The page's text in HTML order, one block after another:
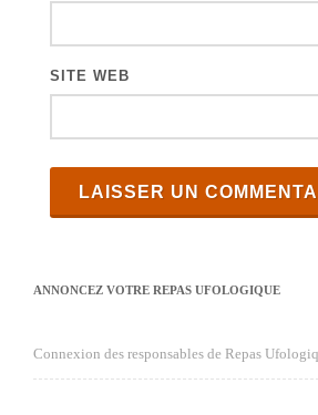
SITE WEB
ANNONCEZ VOTRE REPAS UFOLOGIQUE
Connexion des responsables de Repas